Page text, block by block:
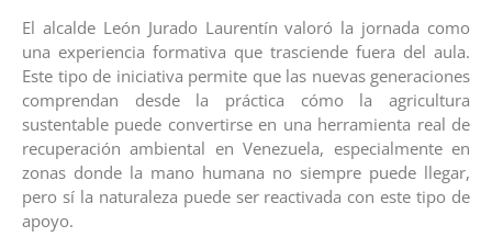
El alcalde León Jurado Laurentín valoró la jornada como
una experiencia formativa que trasciende fuera del aula.
Este tipo de iniciativa permite que las nuevas generaciones
comprendan desde la práctica cómo la agricultura
sustentable puede convertirse en una herramienta real de
recuperación ambiental en Venezuela, especialmente en
zonas donde la mano humana no siempre puede llegar,
pero sí la naturaleza puede ser reactivada con este tipo de
apoyo.